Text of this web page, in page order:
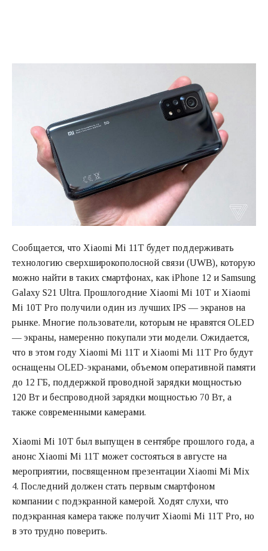
Сообщается, что Xiaomi Mi 11T будет поддерживать
технологию сверхширокополосной связи (UWB), которую
можно найти в таких смартфонах, как iPhone 12 и Samsung
Galaxy S21 Ultra. Прошлогодние Xiaomi Mi 10T и Xiaomi
Mi 10T Pro получили один из лучших IPS — экранов на
рынке. Многие пользователи, которым не нравятся OLED
— экраны, намеренно покупали эти модели. Ожидается,
что в этом году Xiaomi Mi 11T и Xiaomi Mi 11T Pro будут
оснащены OLED-экранами, объемом оперативной памяти
до 12 ГБ, поддержкой проводной зарядки мощностью
120 Вт и беспроводной зарядки мощностью 70 Вт, а
также современными камерами.
Xiaomi Mi 10T был выпущен в сентябре прошлого года, а
анонс Xiaomi Mi 11T может состояться в августе на
мероприятии, посвященном презентации Xiaomi Mi Mix
4. Последний должен стать первым смартфоном
компании с подэкранной камерой. Ходят слухи, что
подэкранная камера также получит Xiaomi Mi 11T Pro, но
в это трудно поверить.